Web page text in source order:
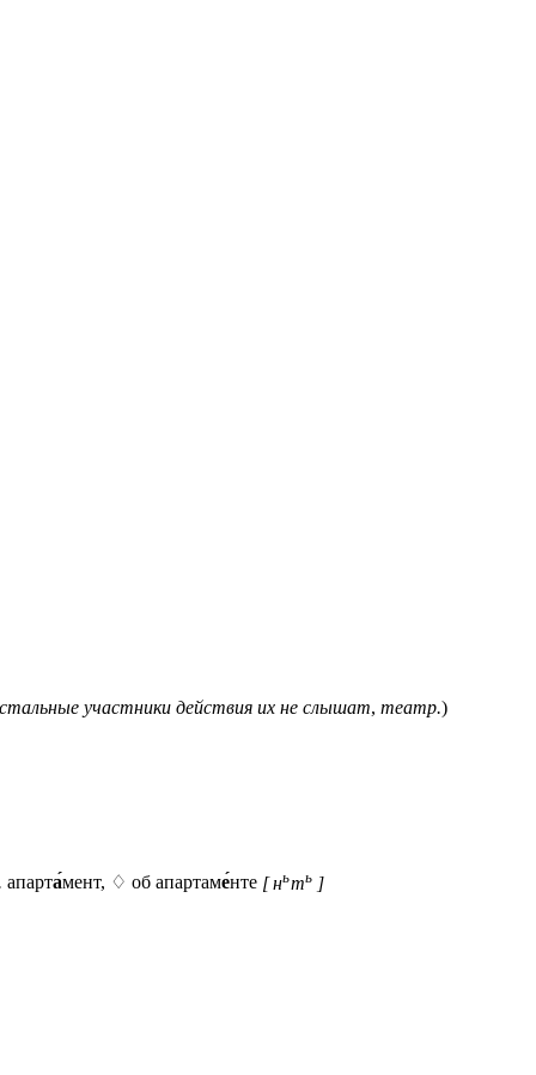
участники действия их не слышат, театр.)
апарта́мент, ♢ об апартаме́нте [ ньть ]